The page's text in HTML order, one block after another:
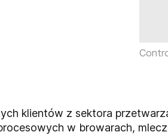
klientów z sektora
w browarach,